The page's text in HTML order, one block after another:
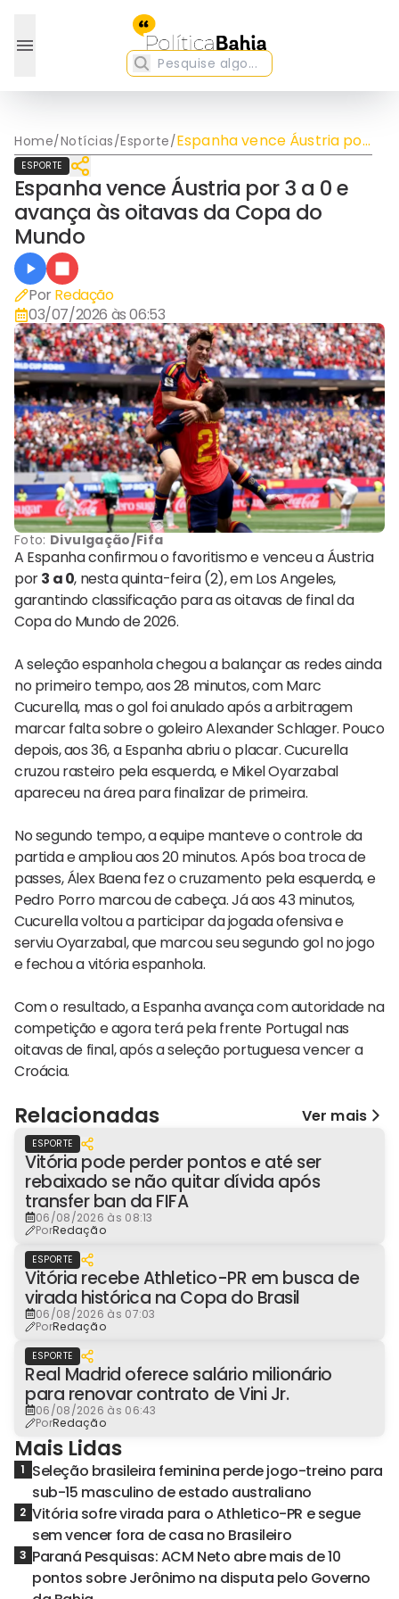
Home/Notícias/Esporte/Espanha vence Áustria por
3 a 0 e avança às oitavas
da Copa do Mundo
ESPORTE
Espanha vence Áustria por 3 a 0 e
avança às oitavas da Copa do
Mundo
Por Redação
03/07/2026 às 06:53
Foto: Divulgação/Fifa
A Espanha confirmou o favoritismo e venceu a Áustria
por3 a 0, nesta quinta-feira (2), em Los Angeles,
garantindo classificação para as oitavas de final da
Copa do Mundo de 2026.
A seleção espanhola chegou a balançar as redes ainda
no primeiro tempo, aos 28 minutos, com Marc
Cucurella, mas o gol foi anulado após a arbitragem
marcar falta sobre o goleiro Alexander Schlager. Pouco
depois, aos 36, a Espanha abriu o placar. Cucurella
cruzou rasteiro pela esquerda, e Mikel Oyarzabal
apareceu na área para finalizar de primeira.
No segundo tempo, a equipe manteve o controle da
partida e ampliou aos 20 minutos. Após boa troca de
passes, Álex Baena fez o cruzamento pela esquerda, e
Pedro Porro marcou de cabeça. Já aos 43 minutos,
Cucurella voltou a participar da jogada ofensiva e
serviu Oyarzabal, que marcou seu segundo gol no jogo
e fechou a vitória espanhola.
Com o resultado, a Espanha avança com autoridade na
competição e agora terá pela frente Portugal nas
oitavas de final, após a seleção portuguesa vencer a
Croácia.
Relacionadas Ver mais
ESPORTE
Vitória pode perder pontos e até ser
rebaixado se não quitar dívida após
transfer ban da FIFA
06/08/2026 às 08:13
PorRedação
ESPORTE
Vitória recebe Athletico-PR em busca de
virada histórica na Copa do Brasil
06/08/2026 às 07:03
PorRedação
ESPORTE
Real Madrid oferece salário milionário
para renovar contrato de Vini Jr.
06/08/2026 às 06:43
PorRedação
Mais Lidas
1 Seleção brasileira feminina perde jogo-treino para
sub-15 masculino de estado australiano
2 Vitória sofre virada para o Athletico-PR e segue
sem vencer fora de casa no Brasileiro
3 Paraná Pesquisas: ACM Neto abre mais de 10
pontos sobre Jerônimo na disputa pelo Governo